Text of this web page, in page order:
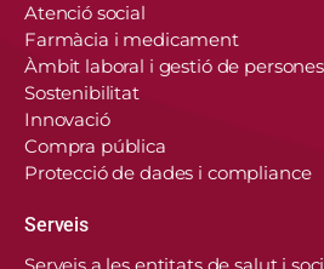
Atenció social
Farmàcia i medicament
Àmbit laboral i gestió de persones
Sostenibilitat
Innovació
Compra pública
Protecció de dades i compliance
Serveis